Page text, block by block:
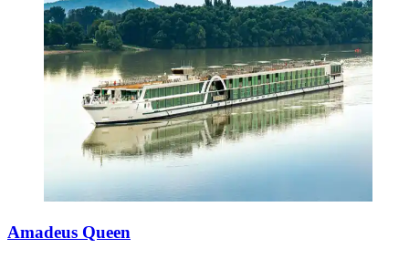
Amadeus Queen